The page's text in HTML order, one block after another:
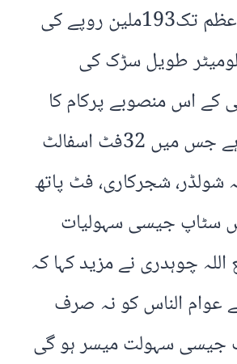
چوک تا چوک اعظم تک193ملین روپے کی
سے 3.2کلومیٹر طویل سڑک کی
کے اس منصوبے پرکام کا
آغاز کر دیا گیا ہے جس میں 32فٹ اسفالٹ
شولڈر، شجرکاری، فٹ پاتھ
سٹاپ جیسی سہولیات
چوہدری نے مزید کہا کہ
الناس کو نہ صرف
جیسی سہولت میسر ہو گی